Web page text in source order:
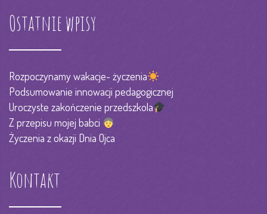
Ostatnie wpisy
Rozpoczynamy wakacje- życzenia
Podsumowanie innowacji pedagogicznej
Uroczyste zakończenie przedszkola
Z przepisu mojej babci
Życzenia z okazji Dnia Ojca
Kontakt